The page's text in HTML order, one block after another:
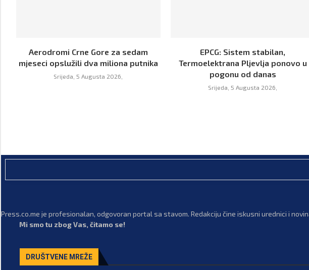
Aerodromi Crne Gore za sedam
mjeseci opslužili dva miliona putnika
Srijeda, 5 Augusta 2026,
EPCG: Sistem stabilan,
Termoelektrana Pljevlja ponovo u
pogonu od danas
Srijeda, 5 Augusta 2026,
Press.co.me je profesionalan, odgovoran portal sa stavom. Redakciju čine iskusni urednici i
Mi smo tu zbog Vas, čitamo se!
DRUŠTVENE MREŽE